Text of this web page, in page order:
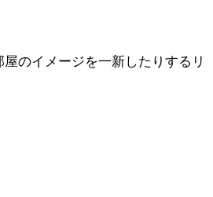
のイメージを一新したりするリ